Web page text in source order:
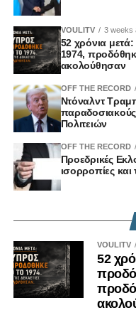
VOULITV 3 weeks
52 χρόνια
1974,
ακολούθησαν
OFF THE RECORD
Ντόναλντ
Πολιτειών
OFF THE RECORD
Προεδρικές
ισορροπίες
VOULITV
52